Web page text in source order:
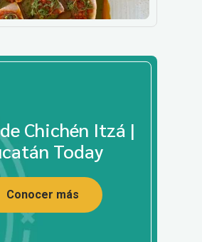
Chichén Itzá |
Today
Conocer más